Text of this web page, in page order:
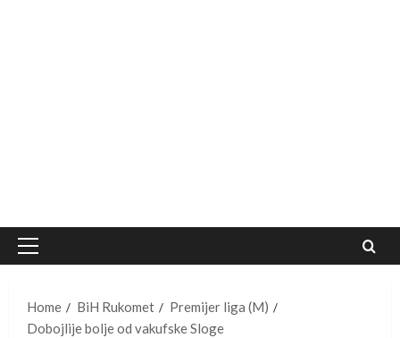
Primary
Home
BiH Rukomet
Premijer liga (M)
Dobojlije bolje od vakufske Sloge